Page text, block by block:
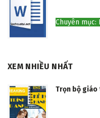
Chuyên mục:
XEM NHIỀU NHẤT
Trọn bộ